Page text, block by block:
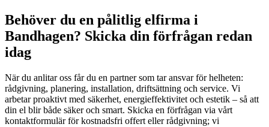
Behöver du en pålitlig elfirma i
Bandhagen? Skicka din förfrågan redan
idag
När du anlitar oss får du en partner som tar ansvar för helheten:
rådgivning, planering, installation, driftsättning och service. Vi
arbetar proaktivt med säkerhet, energieffektivitet och estetik – så att
din el blir både säker och smart. Skicka en förfrågan via vårt
kontaktformulär för kostnadsfri offert eller rådgivning; vi